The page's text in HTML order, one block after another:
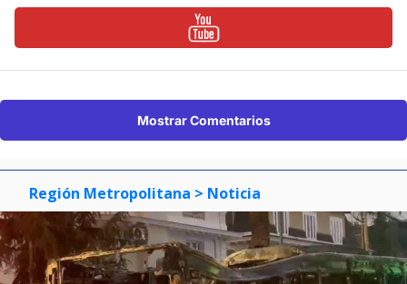
Mostrar Comentarios
Región Metropolitana > Noticia